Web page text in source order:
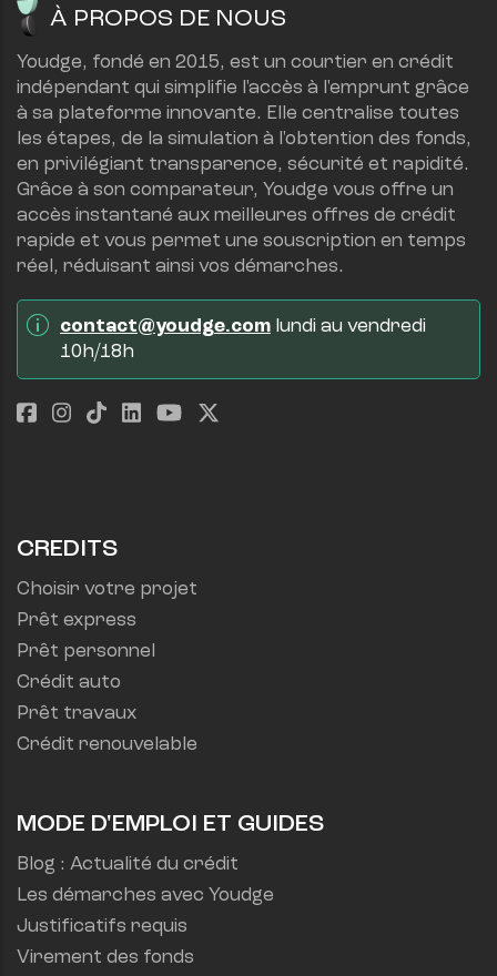
À PROPOS DE NOUS
Youdge, fondé en 2015, est un courtier en crédit
indépendant qui simplifie l'accès à l'emprunt grâce
à sa plateforme innovante. Elle centralise toutes
les étapes, de la simulation à l'obtention des fonds,
en privilégiant transparence, sécurité et rapidité.
Grâce à son comparateur, Youdge vous offre un
accès instantané aux meilleures offres de crédit
rapide et vous permet une souscription en temps
réel, réduisant ainsi vos démarches.
contact@youdge.com lundi au vendredi
10h/18h
CREDITS
Choisir votre projet
Prêt express
Prêt personnel
Crédit auto
Prêt travaux
Crédit renouvelable
MODE D'EMPLOI ET GUIDES
Blog : Actualité du crédit
Les démarches avec Youdge
Justificatifs requis
Virement des fonds